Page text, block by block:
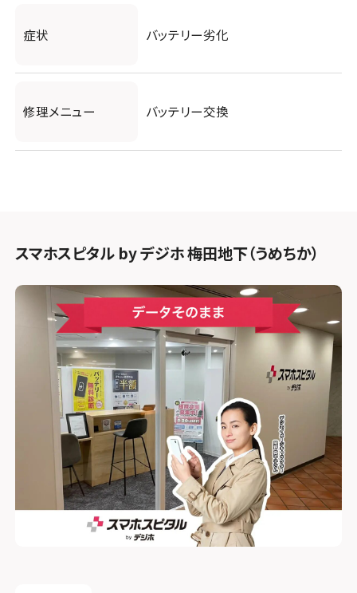
症状 バッテリー劣化
修理メニュー バッテリー交換
スマホスピタル by デジホ 梅田地下（うめちか）